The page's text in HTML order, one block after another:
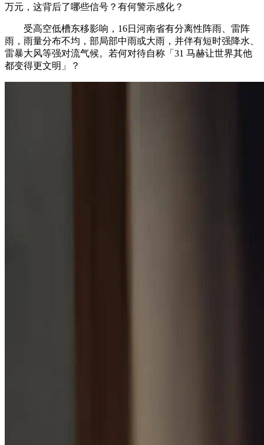
万元，这背后了哪些信号？有何警示感化？
受高空低槽东移影响，16日河南省有分离性阵雨、雷阵
雨，雨量分布不均，部局部中雨或大雨，并伴有短时强降水、
雷暴大风等强对流气候。若何对待自称「31 马赫让世界其他
都变得更文明」？